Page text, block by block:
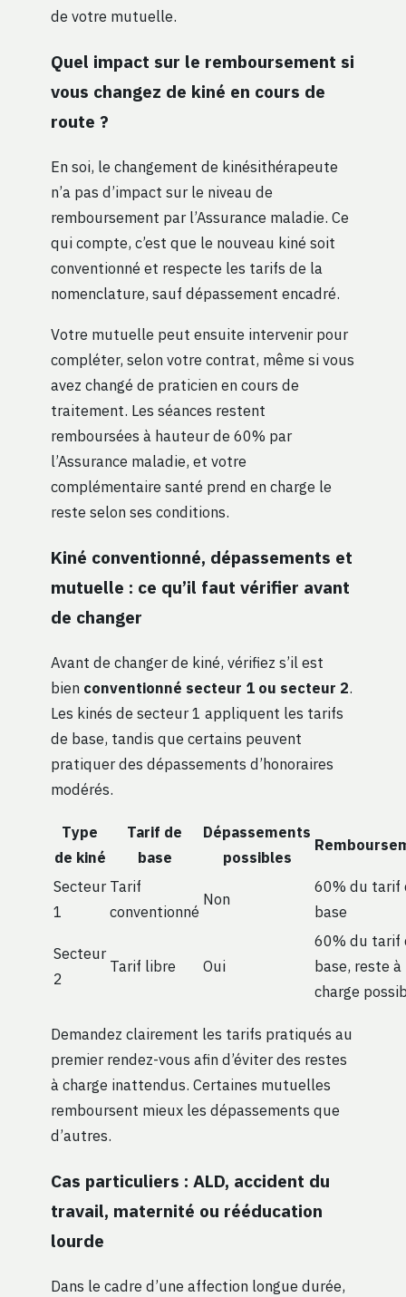
de votre mutuelle.
Quel impact sur le remboursement si
vous changez de kiné en cours de
route ?
En soi, le changement de kinésithérapeute
n’a pas d’impact sur le niveau de
remboursement par l’Assurance maladie. Ce
qui compte, c’est que le nouveau kiné soit
conventionné et respecte les tarifs de la
nomenclature, sauf dépassement encadré.
Votre mutuelle peut ensuite intervenir pour
compléter, selon votre contrat, même si vous
avez changé de praticien en cours de
traitement. Les séances restent
remboursées à hauteur de 60% par
l’Assurance maladie, et votre
complémentaire santé prend en charge le
reste selon ses conditions.
Kiné conventionné, dépassements et
mutuelle : ce qu’il faut vérifier avant
de changer
Avant de changer de kiné, vérifiez s’il est
bien conventionné secteur 1 ou secteur 2.
Les kinés de secteur 1 appliquent les tarifs
de base, tandis que certains peuvent
pratiquer des dépassements d’honoraires
modérés.
Type
de kiné
Tarif de
base
Dépassements
possibles
Secteur
1
Tarif
conventionné
Non
60% du tarif
base
Secteur
2
Tarif libre Oui
60% du tarif
base, reste à
charge
Demandez clairement les tarifs pratiqués au
premier rendez-vous afin d’éviter des restes
à charge inattendus. Certaines mutuelles
remboursent mieux les dépassements que
d’autres.
Cas particuliers : ALD, accident du
travail, maternité ou rééducation
lourde
Dans le cadre d’une affection longue durée,